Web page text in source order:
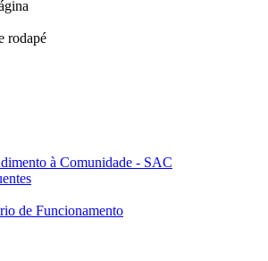
rodapé
à Comunidade - SAC
de Funcionamento